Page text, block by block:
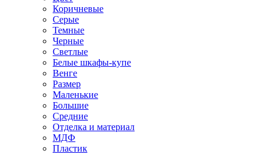
Коричневые
Серые
Темные
Черные
Светлые
Белые шкафы-купе
Венге
Размер
Маленькие
Большие
Средние
Отделка и материал
МДФ
Пластик